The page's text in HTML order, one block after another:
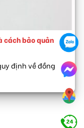
cách bảo quản
định về đồng